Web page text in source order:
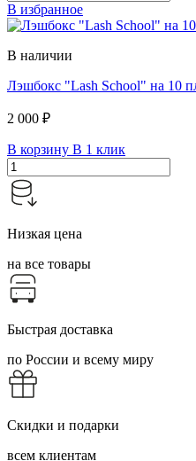
В избранное
В наличии
Лэшбокс "Lash School" на 10
2 000 ₽
В корзину В 1 клик
Низкая цена
на все товары
Быстрая доставка
по России и всему миру
Скидки и подарки
всем клиентам